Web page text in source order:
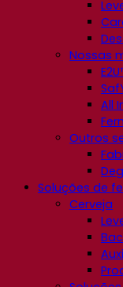
Nossas
All
Outros
Soluções de
Cerveja